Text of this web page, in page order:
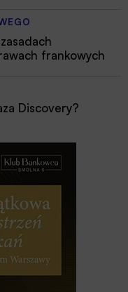
frankowych
Discovery?